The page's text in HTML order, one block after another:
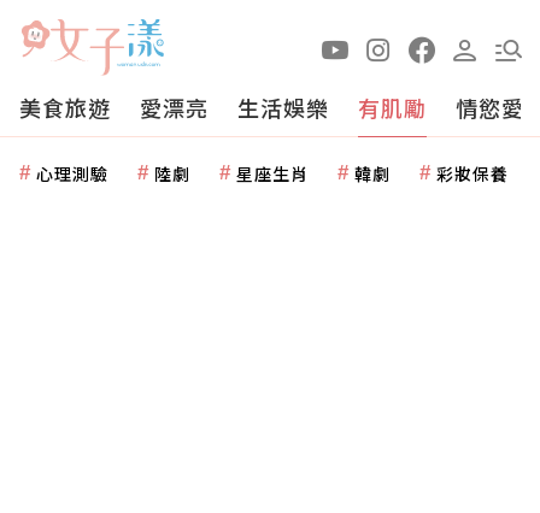
美食旅遊 愛漂亮 生活娛樂 有肌勵 情慾愛
心理測驗 陸劇 星座生肖 韓劇 彩妝保養